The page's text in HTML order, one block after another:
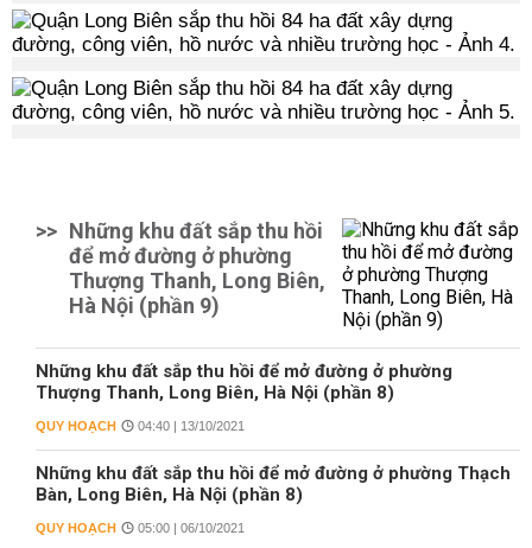
>> Những khu đất sắp thu hồi
để mở đường ở phường
Thượng Thanh, Long Biên,
Hà Nội (phần 9)
Những khu đất sắp thu hồi để mở đường ở phường
Thượng Thanh, Long Biên, Hà Nội (phần 8)
QUY HOẠCH 04:40 | 13/10/2021
Những khu đất sắp thu hồi để mở đường ở phường Thạch
Bàn, Long Biên, Hà Nội (phần 8)
QUY HOẠCH 05:00 | 06/10/2021